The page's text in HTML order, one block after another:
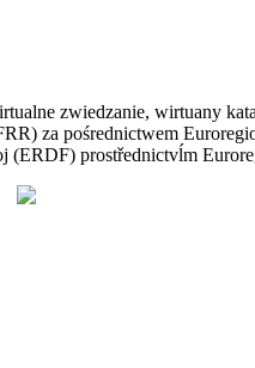
zwiedzanie, wirtuany
za pośrednictwem
prostřednictvĺm